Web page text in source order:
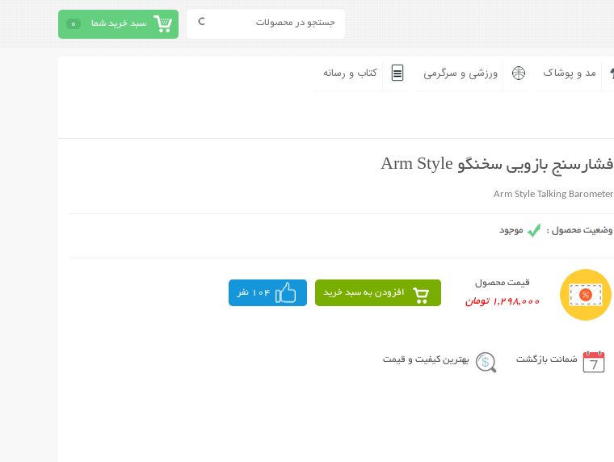
سبد خرید شما 0
مد و پوشاک ورزشی و سرگرمی کتاب و رسانه
فشارسنج بازویی سخنگو Arm Style
Arm Style Talking Barometer
قیمت محصول
1,298,000 تومان
افزودن به سبد خرید 104 نفر
ضمانت بازگشت بهترین کیفیت و قیمت